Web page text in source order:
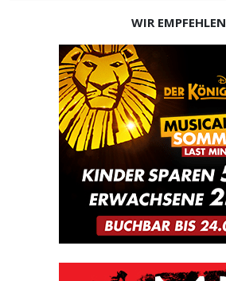
WIR EMPFEHLEN